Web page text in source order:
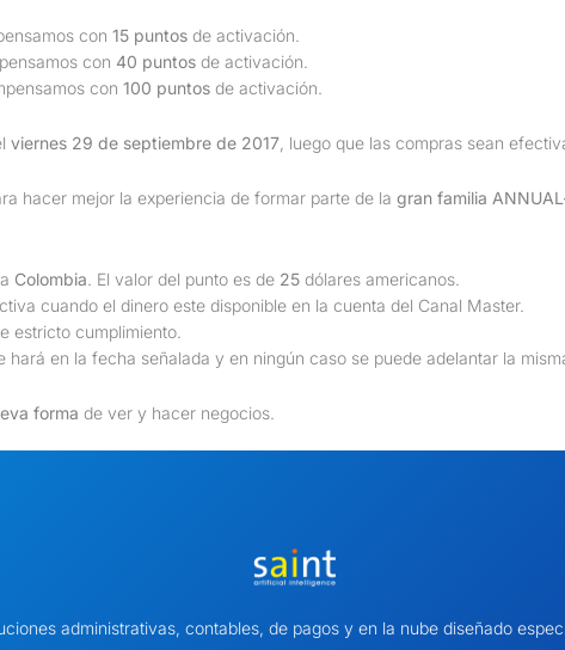
con 15 puntos de activación.
con 40 puntos de activación.
con 100 puntos de activación.
viernes 29 de septiembre de 2017 , luego que las compras sean
hacer mejor la experiencia de formar parte de la gran familia
Colombia . El valor del punto es de 25 dólares americanos.
cuando el dinero este disponible en la cuenta del Canal Master.
estricto cumplimiento.
hará en la fecha señalada y en ningún caso se puede adelantar la
forma de ver y hacer negocios.
administrativas, contables, de pagos y en la nube diseñado